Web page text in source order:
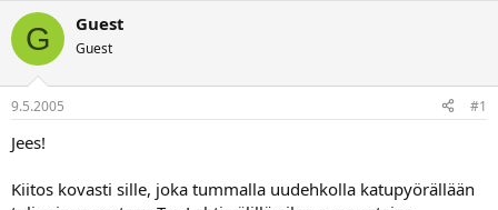
s
k
u
s
t
e
u
a
i
t
s
ä
G Guest
Guest
9.5.2005 #1
Jees!
Kiitos kovasti sille, joka tummalla uudehkolla katupyörällään